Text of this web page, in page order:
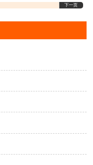
下一页